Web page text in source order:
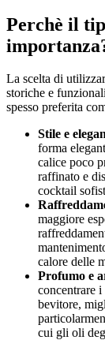
Perchè il
La scelta di
storiche e
spesso preferita
Stile e
forma
calice poco
raffinato e
cocktail
maggiore
calore delle
Profumo e
concentrare
bevitore,
cui gli oli